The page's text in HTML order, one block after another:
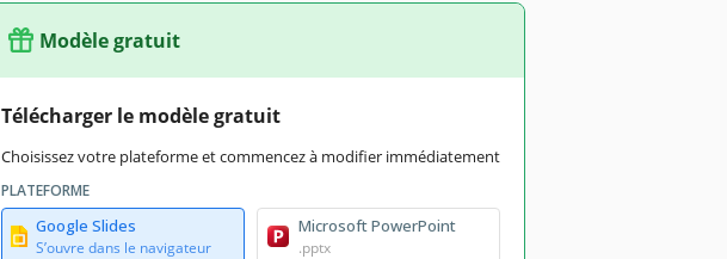
Modèle gratuit
Télécharger le modèle gratuit
Choisissez votre plateforme et commencez à modifier immédiatement
PLATEFORME
Google Slides
S’ouvre dans le navigateur
Microsoft PowerPoint
.pptx